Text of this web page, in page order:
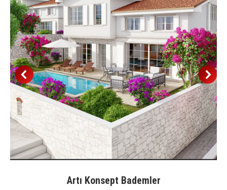
Artı Konsept Bademler